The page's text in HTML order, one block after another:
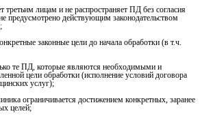
третьим лицам и не распространяет ПД без согласия
предусмотрено действующим законодательством
законные цели до начала обработки (в т.ч.
те ПД, которые являются необходимыми и
цели обработки (исполнение условий договора
услуг);
ограничивается достижением конкретных, заранее
целей;